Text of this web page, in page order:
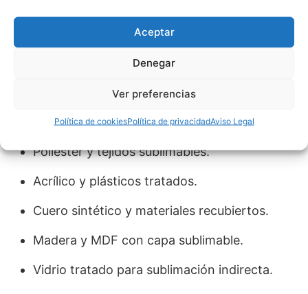
Aceptar
Denegar
Ver preferencias
Política de cookiesPolítica de privacidadAviso Legal
Materiales compatibles y
aplicaciones comunes
máquina de sublimación láserpuede trabajar
Poliéster y tejidos sublimables.
Acrílico y plásticos tratados.
Cuero sintético y materiales recubiertos.
Madera y MDF con capa sublimable.
Vidrio tratado para sublimación indirecta.